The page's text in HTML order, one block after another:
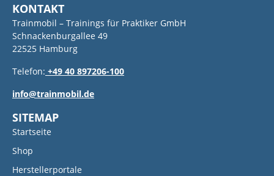
KONTAKT
Trainmobil – Trainings für Praktiker GmbH
Schnackenburgallee 49
22525 Hamburg
Telefon: +49 40 897206-100
info@trainmobil.de
SITEMAP
Startseite
Shop
Herstellerportale